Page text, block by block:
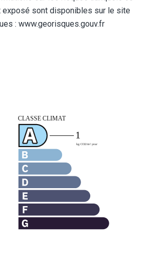
exposé sont disponibles sur le site
: www.georisques.gouv.fr